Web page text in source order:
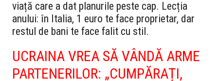
viață care a dat planurile peste cap. Lecția
anului: în Italia, 1 euro te face proprietar, dar
restul de bani te face falit cu stil.
UCRAINA VREA SĂ VÂNDĂ ARME
PARTENERILOR: „CUMPĂRAȚI,